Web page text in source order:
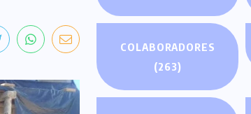
COLABORADORES
(263)